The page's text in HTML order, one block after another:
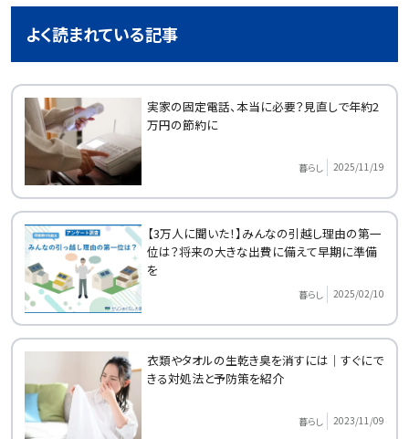
よく読まれている記事
実家の固定電話、本当に必要？見直しで年約2
万円の節約に
暮らし 2025/11/19
【3万人に聞いた！】みんなの引越し理由の第一
位は？将来の大きな出費に備えて早期に準備
を
暮らし 2025/02/10
衣類やタオルの生乾き臭を消すには｜すぐにで
きる対処法と予防策を紹介
暮らし 2023/11/09